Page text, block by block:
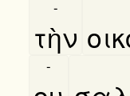
τὴν
-
-